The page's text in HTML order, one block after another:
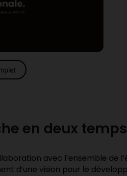
en deux temps
avec l’ensemble
d’une vision pour le